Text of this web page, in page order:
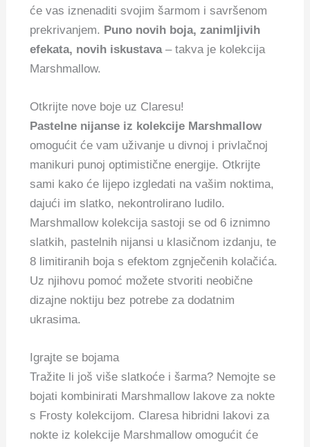
će vas iznenaditi svojim šarmom i savršenom
prekrivanjem. Puno novih boja, zanimljivih
efekata, novih iskustava– takva je kolekcija
Marshmallow.
Otkrijte nove boje uz Claresu!
Pastelne nijanse iz kolekcije Marshmallow
omogućit će vam uživanje u divnoj i privlačnoj
manikuri punoj optimistične energije. Otkrijte
sami kako će lijepo izgledati na vašim noktima,
dajući im slatko, nekontrolirano ludilo.
Marshmallow kolekcija sastoji se od 6 iznimno
slatkih, pastelnih nijansi u klasičnom izdanju, te
8 limitiranih boja s efektom zgnječenih kolačića.
Uz njihovu pomoć možete stvoriti neobične
dizajne noktiju bez potrebe za dodatnim
ukrasima.
Igrajte se bojama
Tražite li još više slatkoće i šarma? Nemojte se
bojati kombinirati Marshmallow lakove za nokte
s Frosty kolekcijom. Claresa hibridni lakovi za
nokte iz kolekcije Marshmallow omogućit će